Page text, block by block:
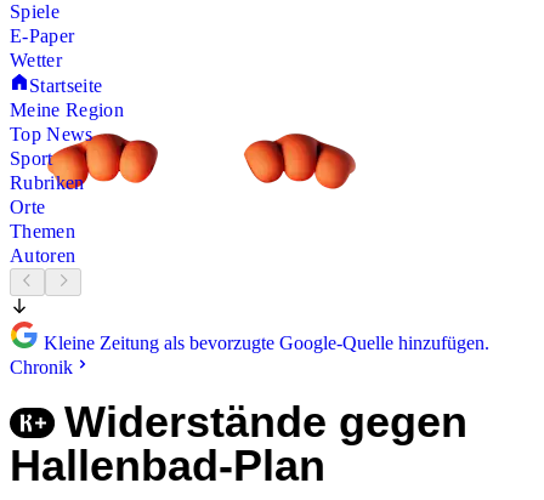
Spiele
E-Paper
Wetter
Startseite
Meine Region
Top News
Sport
Rubriken
Orte
Themen
Autoren
Kleine Zeitung als bevorzugte Google-Quelle hinzufügen.
Chronik
Widerstände gegen
Hallenbad-Plan